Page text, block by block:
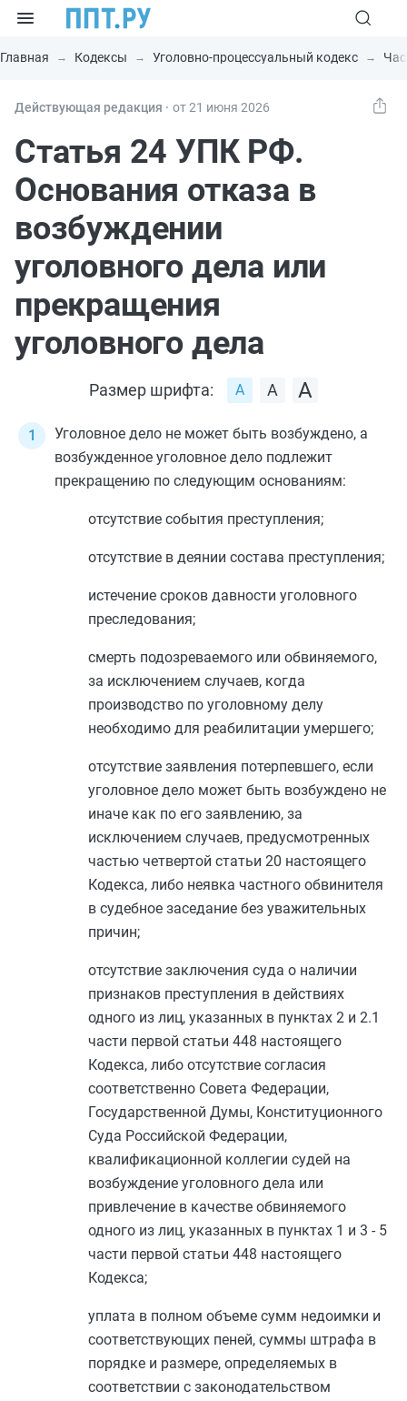
Главная Кодексы Уголовно-процессуальный кодекс
Действующая редакция ⸱ от 21 июня 2026
Статья 24 УПК РФ.
Основания отказа в
возбуждении
уголовного дела или
прекращения
уголовного дела
Размер шрифта:
Уголовное дело не может быть возбуждено, а
возбужденное уголовное дело подлежит
прекращению по следующим основаниям:
отсутствие события преступления;
отсутствие в деянии состава преступления;
истечение сроков давности уголовного
преследования;
смерть подозреваемого или обвиняемого,
за исключением случаев, когда
производство по уголовному делу
необходимо для реабилитации умершего;
отсутствие заявления потерпевшего, если
уголовное дело может быть возбуждено не
иначе как по его заявлению, за
исключением случаев, предусмотренных
частью четвертой статьи 20 настоящего
Кодекса, либо неявка частного обвинителя
в судебное заседание без уважительных
причин;
отсутствие заключения суда о наличии
признаков преступления в действиях
одного из лиц, указанных в пунктах 2 и 2.1
части первой статьи 448 настоящего
Кодекса, либо отсутствие согласия
соответственно Совета Федерации,
Государственной Думы, Конституционного
Суда Российской Федерации,
квалификационной коллегии судей на
возбуждение уголовного дела или
привлечение в качестве обвиняемого
одного из лиц, указанных в пунктах 1 и 3 - 5
части первой статьи 448 настоящего
Кодекса;
уплата в полном объеме сумм недоимки и
соответствующих пеней, суммы штрафа в
порядке и размере, определяемых в
соответствии с законодательством